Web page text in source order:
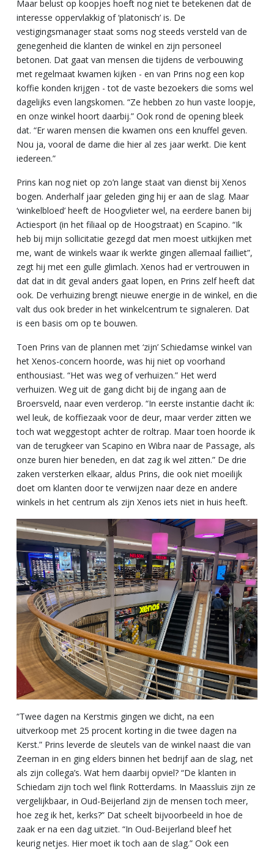
Maar belust op koopjes hoeft nog niet te betekenen dat de
interesse oppervlakkig of ‘platonisch’ is. De
vestigingsmanager staat soms nog steeds versteld van de
genegenheid die klanten de winkel en zijn personeel
betonen. Dat gaat van mensen die tijdens de verbouwing
met regelmaat kwamen kijken - en van Prins nog een kop
koffie konden krijgen - tot de vaste bezoekers die soms wel
dagelijks even langskomen. “Ze hebben zo hun vaste loopje,
en onze winkel hoort daarbij.” Ook rond de opening bleek
dat. “Er waren mensen die kwamen ons een knuffel geven.
Nou ja, vooral de dame die hier al zes jaar werkt. Die kent
iedereen.”
Prins kan nog niet op zo’n lange staat van dienst bij Xenos
bogen. Anderhalf jaar geleden ging hij er aan de slag. Maar
‘winkelbloed’ heeft de Hoogvlieter wel, na eerdere banen bij
Actiesport (in het filiaal op de Hoogstraat) en Scapino. “Ik
heb bij mijn sollicitatie gezegd dat men moest uitkijken met
me, want de winkels waar ik werkte gingen allemaal failliet”,
zegt hij met een gulle glimlach. Xenos had er vertrouwen in
dat dat in dit geval anders gaat lopen, en Prins zelf heeft dat
ook. De verhuizing brengt nieuwe energie in de winkel, en die
valt dus ook breder in het winkelcentrum te signaleren. Dat
is een basis om op te bouwen.
Toen Prins van de plannen met ‘zijn’ Schiedamse winkel van
het Xenos-concern hoorde, was hij niet op voorhand
enthousiast. “Het was weg of verhuizen.” Het werd
verhuizen. Weg uit de gang dicht bij de ingang aan de
Broersveld, naar even verderop. “In eerste instantie dacht ik:
wel leuk, de koffiezaak voor de deur, maar verder zitten we
toch wat weggestopt achter de roltrap. Maar toen hoorde ik
van de terugkeer van Scapino en Wibra naar de Passage, als
onze buren hier beneden, en dat zag ik wel zitten.” De drie
zaken versterken elkaar, aldus Prins, die ook niet moeilijk
doet om klanten door te verwijzen naar deze en andere
winkels in het centrum als zijn Xenos iets niet in huis heeft.
“Twee dagen na Kerstmis gingen we dicht, na een
uitverkoop met 25 procent korting in die twee dagen na
Kerst.” Prins leverde de sleutels van de winkel naast die van
Zeeman in en ging elders binnen het bedrijf aan de slag, net
als zijn collega’s. Wat hem daarbij opviel? “De klanten in
Schiedam zijn toch wel flink Rotterdams. In Maassluis zijn ze
vergelijkbaar, in Oud-Beijerland zijn de mensen toch meer,
hoe zeg ik het, kerks?” Dat scheelt bijvoorbeeld in hoe de
zaak er na een dag uitziet. “In Oud-Beijerland bleef het
keurig netjes. Hier moet ik toch aan de slag.” Ook een